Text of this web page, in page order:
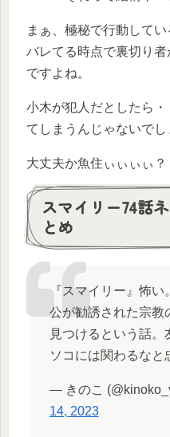
まぁ、極秘で行動して
バレてる時点で裏切り
ですよね。
小木が犯人だとしたら
てしまうんじゃないでし
大丈夫か魚住ぃぃぃぃ？
スマイリー74話
とめ
『スマイリー』怖い
公が勧誘された宗教
見つけるという話
ソコには関わるな
— きのこ
14, 2023